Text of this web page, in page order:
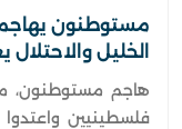
مستوطنون
الخليل والاحتلال يعتقل
هاجم مستوطنون،
فلسطينيين